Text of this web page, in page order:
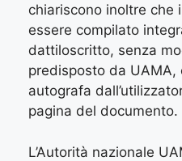
chiariscono inoltre che
essere compilato
dattiloscritto, senza
predisposto da
autografa
pagina del documento.
L’Autorità nazionale